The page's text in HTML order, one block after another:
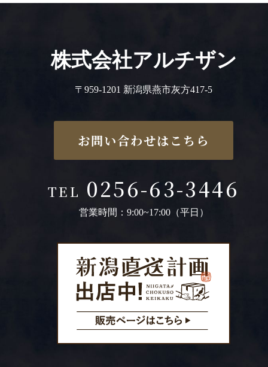
株式会社アルチザン
〒959-1201 新潟県燕市灰方417-5
お問い合わせはこちら
TEL 0256-63-3446
営業時間：9:00~17:00（平日）